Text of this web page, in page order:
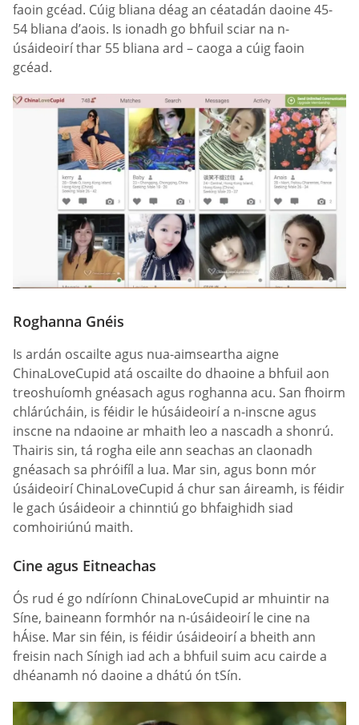
faoin gcéad. Cúig bliana déag an céatadán daoine 45-
54 bliana d’aois. Is ionadh go bhfuil sciar na n-
úsáideoirí thar 55 bliana ard – caoga a cúig faoin
gcéad.
Roghanna Gnéis
Is ardán oscailte agus nua-aimseartha aigne
ChinaLoveCupid atá oscailte do dhaoine a bhfuil aon
treoshuíomh gnéasach agus roghanna acu. San fhoirm
chlárúcháin, is féidir le húsáideoirí a n-inscne agus
inscne na ndaoine ar mhaith leo a nascadh a shonrú.
Thairis sin, tá rogha eile ann seachas an claonadh
gnéasach sa phróifíl a lua. Mar sin, agus bonn mór
úsáideoirí ChinaLoveCupid á chur san áireamh, is féidir
le gach úsáideoir a chinntiú go bhfaighidh siad
comhoiriúnú maith.
Cine agus Eitneachas
Ós rud é go ndíríonn ChinaLoveCupid ar mhuintir na
Síne, baineann formhór na n-úsáideoirí le cine na
hÁise. Mar sin féin, is féidir úsáideoirí a bheith ann
freisin nach Sínigh iad ach a bhfuil suim acu cairde a
dhéanamh nó daoine a dhátú ón tSín.